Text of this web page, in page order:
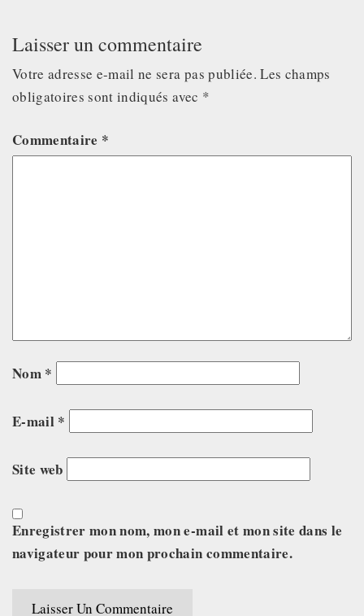
Laisser un commentaire
Votre adresse e-mail ne sera pas publiée. Les champs
obligatoires sont indiqués avec *
Commentaire *
Nom *
E-mail *
Site web
Enregistrer mon nom, mon e-mail et mon site dans le
navigateur pour mon prochain commentaire.